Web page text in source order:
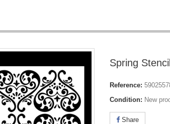
Spring Stencil
Reference:
Condition: New
Share